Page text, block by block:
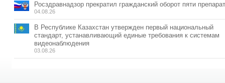
Росздравнадзор прекратил гражданский оборот пяти
04.08.26
В Республике Казахстан утвержден первый национальный
стандарт, устанавливающий единые требования к системам
видеонаблюдения
03.08.26